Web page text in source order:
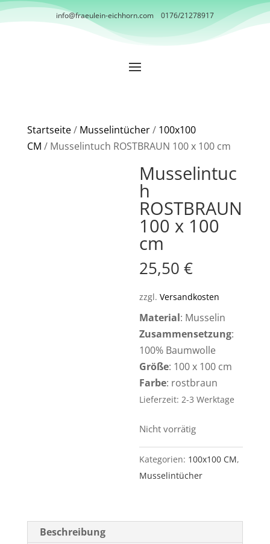
info@fraeulein-eichhorn.com 0176/21278917
Startseite/ Musselintücher/ 100x100
CM / Musselintuch ROSTBRAUN 100 x 100 cm
Musselintuc
h
ROSTBRAUN
100 x 100
cm
25,50€
zzgl.Versandkosten
Material: Musselin
Zusammensetzung:
100% Baumwolle
Größe: 100 x 100 cm
Farbe: rostbraun
Lieferzeit: 2-3 Werktage
Nicht vorrätig
Kategorien: 100x100 CM,
Musselintücher
Beschreibung